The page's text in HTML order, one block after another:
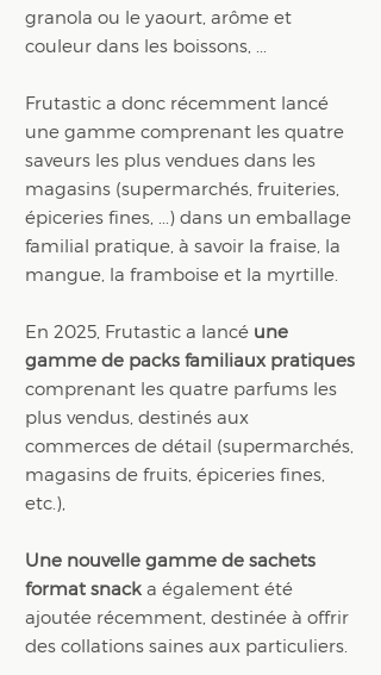
granola ou le yaourt, arôme et
couleur dans les boissons, ...
Frutastic a donc récemment lancé
une gamme comprenant les quatre
saveurs les plus vendues dans les
magasins (supermarchés, fruiteries,
épiceries fines, ...) dans un emballage
familial pratique, à savoir la fraise, la
mangue, la framboise et la myrtille.
En 2025, Frutastic a lancé une
gamme de packs familiaux pratiques
comprenant les quatre parfums les
plus vendus, destinés aux
commerces de détail (supermarchés,
magasins de fruits, épiceries fines,
etc.),
Une nouvelle gamme de sachets
format snack a également été
ajoutée récemment, destinée à offrir
des collations saines aux particuliers.